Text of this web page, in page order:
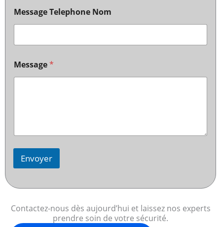
Message Telephone Nom
Message*
Envoyer
Contactez-nous dès aujourd’hui et laissez nos experts
prendre soin de votre sécurité.